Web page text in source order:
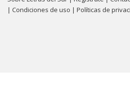
| Condiciones de uso | Políticas de